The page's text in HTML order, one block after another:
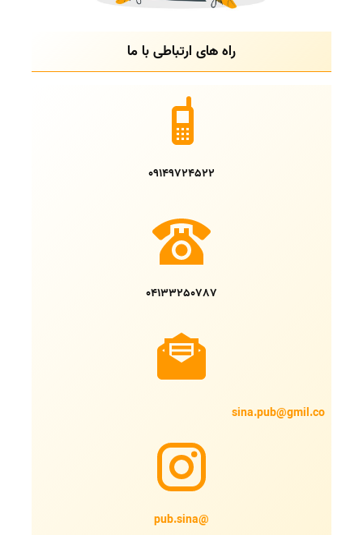
راه های ارتباطی با ما
09149724522
04133250787
sina.pub@gmil.co
@pub.sina